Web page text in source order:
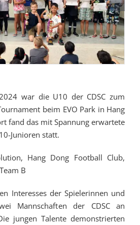
war die U10 der CDSC zum
beim EVO Park in Hang
fand das mit Spannung erwartete
Junioren statt.
Hang Dong Football Club,
B
Interesses der Spielerinnen und
Mannschaften der CDSC an
jungen Talente demonstrierten